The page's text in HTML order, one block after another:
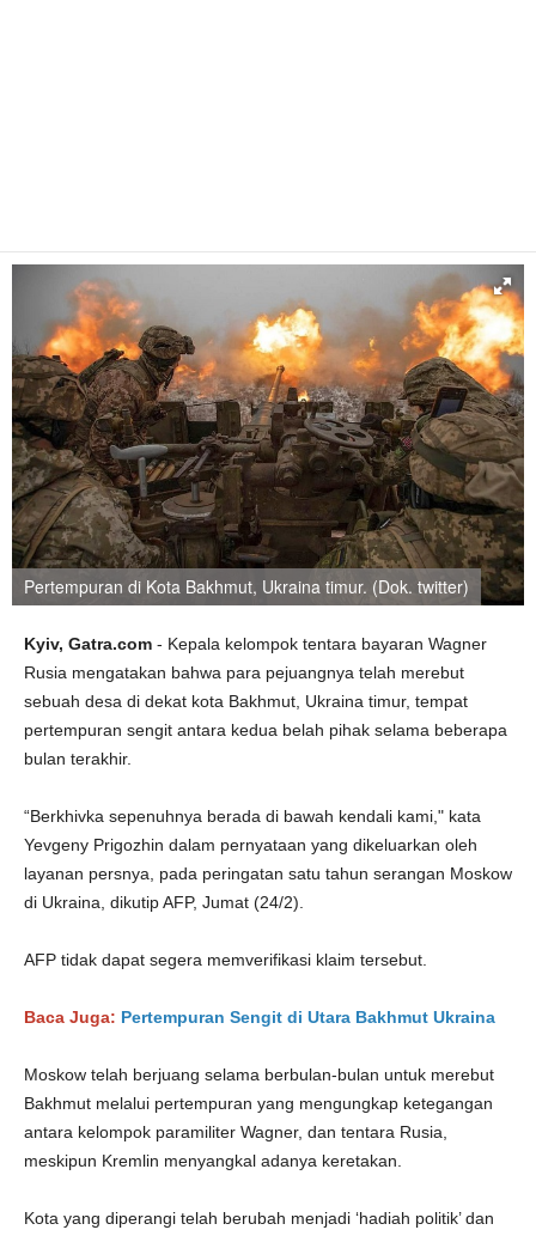
Pertempuran di Kota Bakhmut, Ukraina timur. (Dok. twitter)
Kyiv, Gatra.com - Kepala kelompok tentara bayaran Wagner
Rusia mengatakan bahwa para pejuangnya telah merebut
sebuah desa di dekat kota Bakhmut, Ukraina timur, tempat
pertempuran sengit antara kedua belah pihak selama beberapa
bulan terakhir.
“Berkhivka sepenuhnya berada di bawah kendali kami," kata
Yevgeny Prigozhin dalam pernyataan yang dikeluarkan oleh
layanan persnya, pada peringatan satu tahun serangan Moskow
di Ukraina, dikutip AFP, Jumat (24/2).
AFP tidak dapat segera memverifikasi klaim tersebut.
Baca Juga: Pertempuran Sengit di Utara Bakhmut Ukraina
Moskow telah berjuang selama berbulan-bulan untuk merebut
Bakhmut melalui pertempuran yang mengungkap ketegangan
antara kelompok paramiliter Wagner, dan tentara Rusia,
meskipun Kremlin menyangkal adanya keretakan.
Kota yang diperangi telah berubah menjadi ‘hadiah politik’ dan